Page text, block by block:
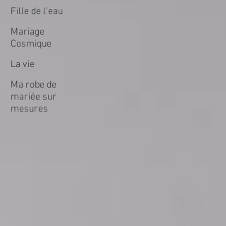
Fille de l'eau
Mariage
Cosmique
La vie
Ma robe de
mariée sur
mesures